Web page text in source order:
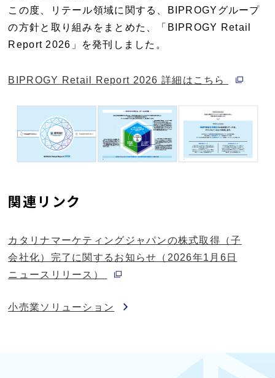
この度、リテール領域に関する、BIPROGYグループ
の方針と取り組みをまとめた、「BIPROGY Retail
Report 2026」を発刊しました。
BIPROGY Retail Report 2026 詳細はこちら 別ウィ
関連リンク
カタリナマーケティングジャパンの株式取得（子
会社化）完了に関するお知らせ（2026年1月6日
ニュースリリース）
別ウィンドウで開く
小売業ソリューション